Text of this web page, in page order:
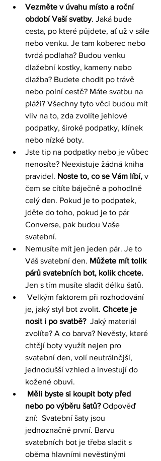
Vezměte v úvahu místo a roční
období Vaší svatby. Jaká bude
cesta, po které půjdete, ať už v sále
nebo venku. Je tam koberec nebo
tvrdá podlaha? Budou venku
dlažební kostky, kameny nebo
dlažba? Budete chodit po trávě
nebo polní cestě? Máte svatbu na
pláži? Všechny tyto věci budou mít
vliv na to, zda zvolíte jehlové
podpatky, široké podpatky, klínek
nebo nízké boty.
Jste tip na podpatky nebo je vůbec
nenosíte? Neexistuje žádná kniha
pravidel. Noste to, co se Vám líbí, v
čem se cítíte báječně a pohodlně
celý den. Pokud je to podpatek,
jděte do toho, pokud je to pár
Converse, pak budou Vaše
svatební.
Nemusíte mít jen jeden pár. Je to
Váš svatební den. Můžete mít tolik
párů svatebních bot, kolik chcete.
Jen s tím musíte sladit délku šatů.
je, jaký styl bot zvolit. Chcete je
nosit i po svatbě?
  Jaký materiál
zvolíte? A co barva? Nevěsty, které
chtějí boty využít nejen pro
svatební den, volí neutrálnější,
jednodušší vzhled a investují do
kožené obuvi.
Měli byste si koupit boty před
nebo po výběru šatů? Odpověď
zní:  Svatební šaty jsou
jednoznačně první. Barvu
svatebních bot je třeba sladit s
oběma hlavními nevěstinými